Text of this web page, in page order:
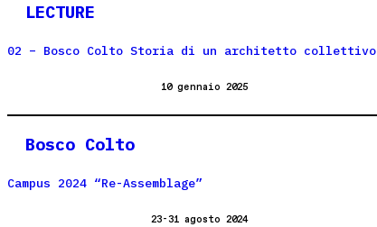
LECTURE
02 – Bosco Colto Storia di un architetto collettivo
10 gennaio 2025
Bosco Colto
Campus 2024 “Re-Assemblage”
23-31 agosto 2024